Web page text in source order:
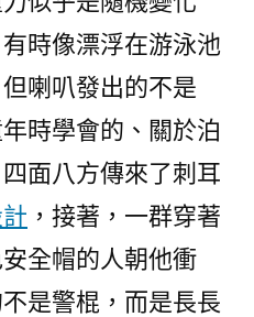
時像漂浮在游泳池
喇叭發出的不是
時學會的、關於泊
面八方傳來了刺耳
，接著，一群穿著
全帽的人朝他衝
是警棍，而是長長